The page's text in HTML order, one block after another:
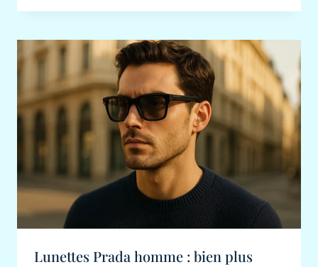
Lunettes Prada homme : bien plus